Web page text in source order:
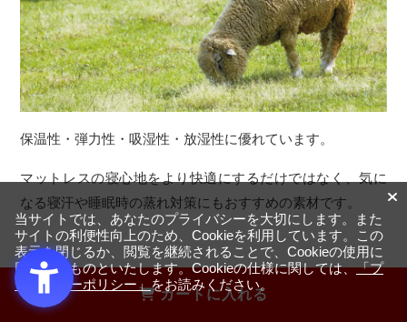
カートに入れる
保温性・弾力性・吸湿性・放湿性に優れています。
マットレスの寝心地をより快適にするだけではなく、気に
なる寝汗や睡眠時の蒸れ対策にもおすすめの素材です。
徹底的な試験と品質管理で安心の選択
当サイトでは、あなたのプライバシーを大切にします。また
サイトの利便性向上のため、Cookieを利用しています。この
表示を閉じるか、閲覧を継続されることで、Cookieの使用に
同意するものといたします。Cookieの仕様に関しては、「プ
ライバシーポリシー」をお読みください。